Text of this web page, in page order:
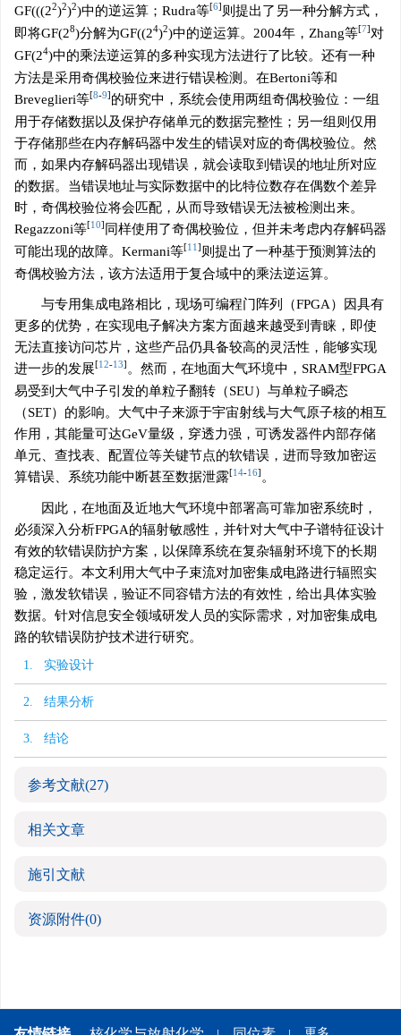
GF(((22)2)2)中的逆运算；Rudra等[6] 则提出了另一种分解方式，
即将GF(28)分解为GF((24)2)中的逆运算。2004年，Zhang等[7] 对
GF(24)中的乘法逆运算的多种实现方法进行了比较。还有一种
方法是采用奇偶校验位来进行错误检测。在Bertoni等和
Breveglieri等[8-9] 的研究中，系统会使用两组奇偶校验位：一组
用于存储数据以及保护存储单元的数据完整性；另一组则仅用
于存储那些在内存解码器中发生的错误对应的奇偶校验位。然
而，如果内存解码器出现错误，就会读取到错误的地址所对应
的数据。当错误地址与实际数据中的比特位数存在偶数个差异
时，奇偶校验位将会匹配，从而导致错误无法被检测出来。
Regazzoni等[10] 同样使用了奇偶校验位，但并未考虑内存解码器
可能出现的故障。Kermani等[11 ] 则提出了一种基于预测算法的
奇偶校验方法，该方法适用于复合域中的乘法逆运算。
与专用集成电路相比，现场可编程门阵列（FPGA）因具有
更多的优势，在实现电子解决方案方面越来越受到青睐，即使
无法直接访问芯片，这些产品仍具备较高的灵活性，能够实现
进一步的发展[12-13] 。然而，在地面大气环境中，SRAM型FPGA
易受到大气中子引发的单粒子翻转（SEU）与单粒子瞬态
（SET）的影响。大气中子来源于宇宙射线与大气原子核的相互
作用，其能量可达GeV量级，穿透力强，可诱发器件内部存储
单元、查找表、配置位等关键节点的软错误，进而导致加密运
算错误、系统功能中断甚至数据泄露[14-16] 。
因此，在地面及近地大气环境中部署高可靠加密系统时，
必须深入分析FPGA的辐射敏感性，并针对大气中子谱特征设计
有效的软错误防护方案，以保障系统在复杂辐射环境下的长期
稳定运行。本文利用大气中子束流对加密集成电路进行辐照实
验，激发软错误，验证不同容错方法的有效性，给出具体实验
数据。针对信息安全领域研发人员的实际需求，对加密集成电
路的软错误防护技术进行研究。
1. 实验设计
2. 结果分析
3. 结论
参考文献(27)
相关文章
施引文献
资源附件(0)